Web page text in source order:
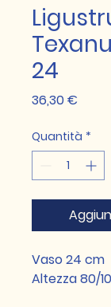
24
36,30 €
Quantità *
Vaso 24 cm
Altezza 80/